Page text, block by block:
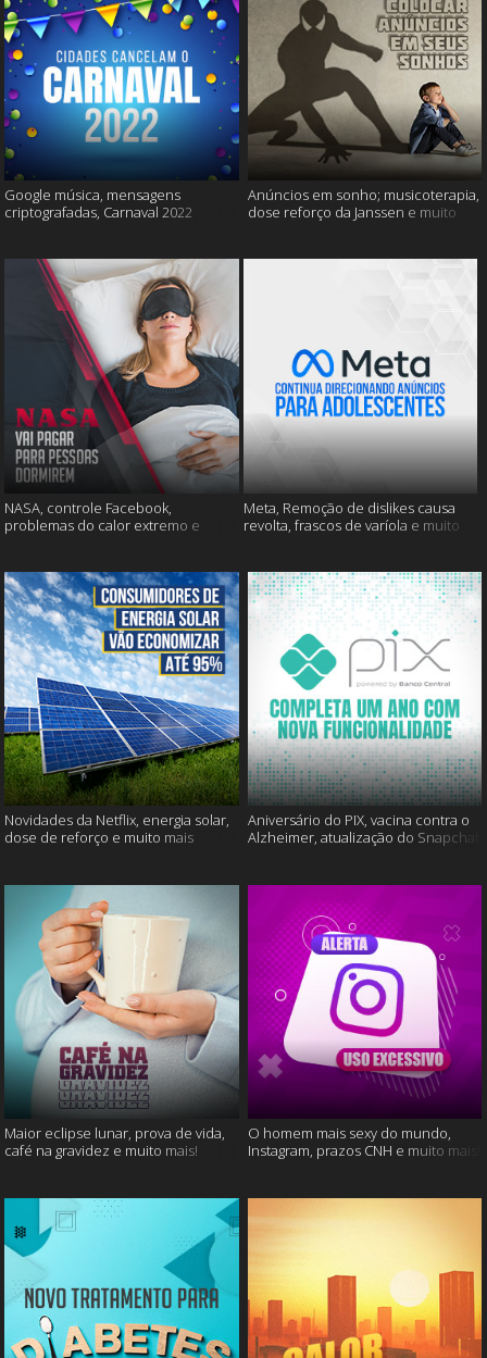
Google música, mensagens
criptografadas, Carnaval 2022
Anúncios em sonho; musicoterapia,
dose reforço da Janssen e muito
NASA, controle Facebook,
problemas do calor extremo e
Meta, Remoção de dislikes causa
revolta, frascos de varíola e muito
Novidades da Netflix, energia solar,
dose de reforço e muito mais
Aniversário do PIX, vacina contra o
Alzheimer, atualização do Snapchat
Maior eclipse lunar, prova de vida,
café na gravidez e muito mais!
O homem mais sexy do mundo,
Instagram, prazos CNH e muito mais!